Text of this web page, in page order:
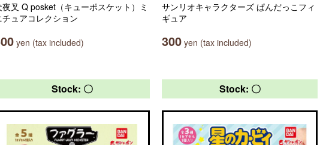
夜叉 Q posket（キューポスケット）ミ
チュアコレクション
yen (tax included)
サンリオキャラクターズ ぱんだっこフィ
ギュア
300 yen (tax included)
Stock: 〇 Stock: 〇